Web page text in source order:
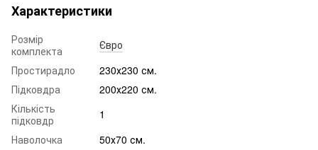
Характеристики
Розмір
комплекта
Євро
Простирадло
230х230 см.
Підковдра
200х220 см.
Кількість
підковдр
1
Наволочка
50х70 см.